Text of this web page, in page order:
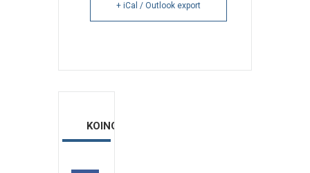
+ iCal / Outlook export
ΚΟΙΝΟΠΟΙΗΣΗ